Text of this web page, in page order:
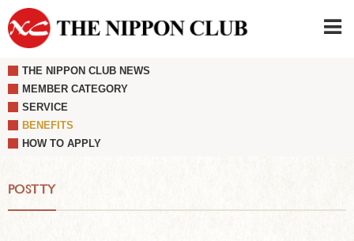
THE NIPPON CLUB NEWS
MEMBER CATEGORY
SERVICE
BENEFITS
HOW TO APPLY
POSTTY
JAPANESE
Member LOG IN
SIGN UP FOR FIRST USER